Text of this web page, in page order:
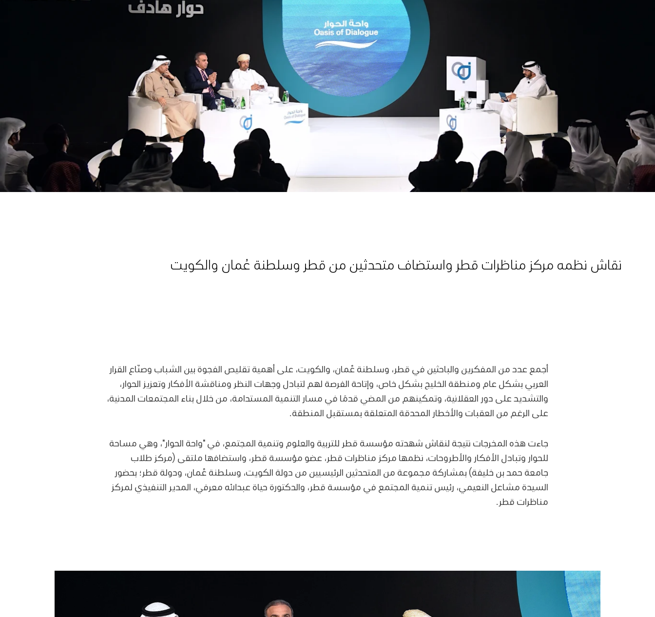
نقاش نظمه مركز مناظرات قطر واستضاف متحدثين من قطر وسلطنة عُمان والكويت
أجمع عدد من المفكرين والباحثين في قطر، وسلطنة عُمان، والكويت، على أهمية تقليص الفجوة بين الشباب وصنّاع القرار
العربي بشكل عام ومنطقة الخليج بشكل خاص، وإتاحة الفرصة لهم لتبادل وجهات النظر ومناقشة الأفكار وتعزيز الحوار،
والتشديد على دور العقلانية، وتمكينهم من المضي قدمًا في مسار التنمية المستدامة، من خلال بناء المجتمعات المدنية،
على الرغم من العقبات والأخطار المحدقة المتعلقة بمستقبل المنطقة.
جاءت هذه المخرجات نتيجة لنقاش شهدته مؤسسة قطر للتربية والعلوم وتنمية المجتمع، في "واحة الحوار"، وهي مساحة
للحوار وتبادل الأفكار والأطروحات، نظمها مركز مناظرات قطر، عضو مؤسسة قطر، واستضافها ملتقى (مركز طلاب
جامعة حمد بن خليفة) بمشاركة مجموعة من المتحدثين الرئيسيين من دولة الكويت، وسلطنة عُمان، ودولة قطر؛ بحضور
السيدة مشاعل النعيمي، رئيس تنمية المجتمع في مؤسسة قطر، والدكتورة حياة عبدالله معرفي، المدير التنفيذي لمركز
مناظرات قطر.